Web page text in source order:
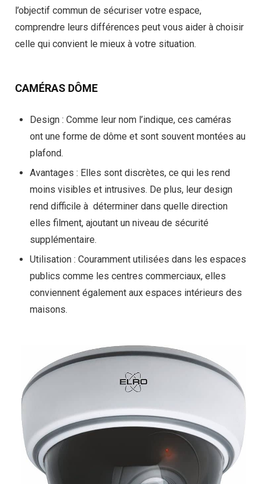
l’objectif commun de sécuriser votre espace,
comprendre leurs différences peut vous aider à choisir
celle qui convient le mieux à votre situation.
CAMÉRAS DÔME
Design : Comme leur nom l’indique, ces caméras
ont une forme de dôme et sont souvent montées au
plafond.
Avantages : Elles sont discrètes, ce qui les rend
moins visibles et intrusives. De plus, leur design
rend difficile à déterminer dans quelle direction
elles filment, ajoutant un niveau de sécurité
supplémentaire.
Utilisation : Couramment utilisées dans les espaces
publics comme les centres commerciaux, elles
conviennent également aux espaces intérieurs des
maisons.